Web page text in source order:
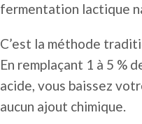
fermentation lactique
C’est la méthode
En remplaçant 1 à 5 %
acide, vous baissez
aucun ajout chimique.